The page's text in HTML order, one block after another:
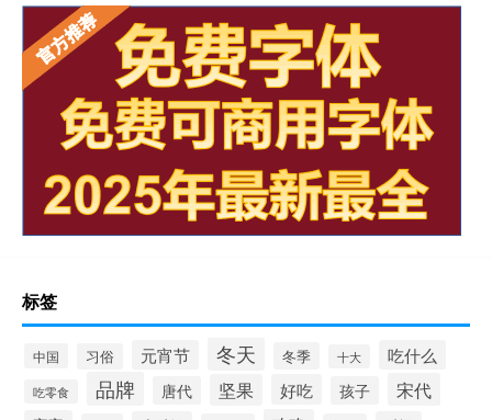
标签
中国 习俗 元宵节 冬天 冬季 十大 吃什么
吃零食 品牌 唐代 坚果 好吃 孩子 宋代